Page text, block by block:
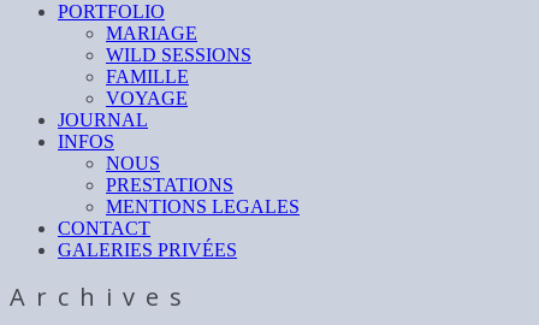
PORTFOLIO
MARIAGE
WILD SESSIONS
FAMILLE
VOYAGE
JOURNAL
INFOS
NOUS
PRESTATIONS
MENTIONS LEGALES
CONTACT
GALERIES PRIVÉES
Archives